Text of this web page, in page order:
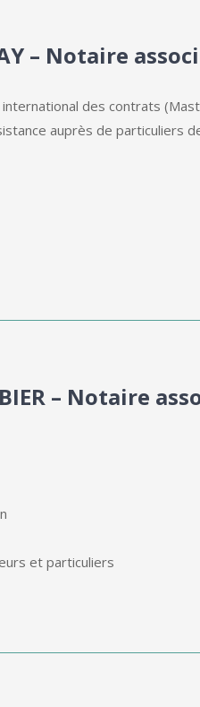
– Notaire
international des contrats
auprès de particuliers
– Notaire
et particuliers